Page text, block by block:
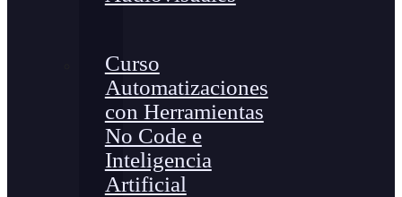
Curso
Automatizaciones
con Herramientas
No Code e
Inteligencia
Artificial